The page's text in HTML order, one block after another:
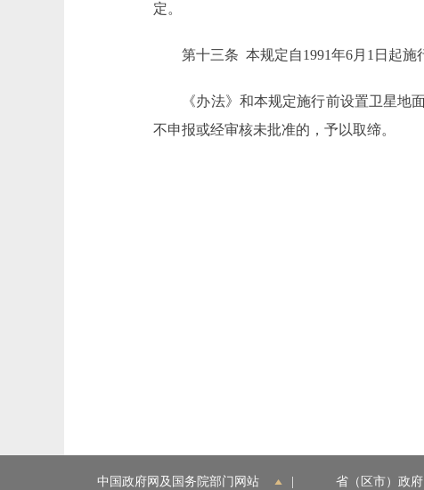
定。
第十三条 本规定自1991年6月1日起施
《办法》和本规定施行前设置卫星地面
不申报或经审核未批准的，予以取缔。
中国政府网及国务院部门网站 省（区市）政